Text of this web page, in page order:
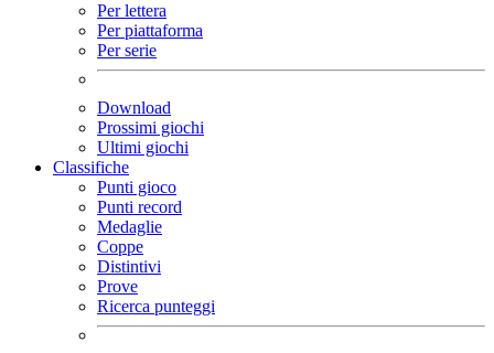
Per lettera
Per piattaforma
Per serie
Download
Prossimi giochi
Ultimi giochi
Classifiche
Punti gioco
Punti record
Medaglie
Coppe
Distintivi
Prove
Ricerca punteggi